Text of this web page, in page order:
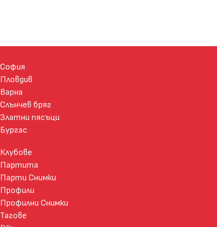
София
Пловдив
Варна
Слънчев бряг
Златни пясъци
Бургас
Клубове
Партита
Парти Снимки
Профили
Профилни Снимки
Тагове